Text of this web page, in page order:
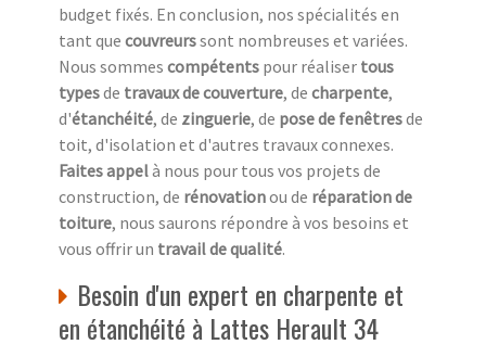
budget fixés. En conclusion, nos spécialités en
tant que couvreurssont nombreuses et variées.
Nous sommes compétents pour réaliser tous
typesde travaux de couverture, de charpente,
d'étanchéité, de zinguerie, de pose de fenêtresde
toit, d'isolation et d'autres travaux connexes.
Faites appelà nous pour tous vos projets de
construction, de rénovationou de réparation de
toiture, nous saurons répondre à vos besoins et
vous offrir un travail de qualité.
Besoin d'un expert en charpente et
en étanchéité à Lattes Herault 34